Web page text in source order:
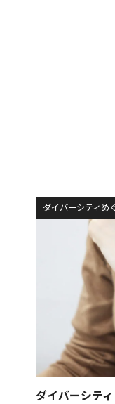
ダイバーシテ
ダイバーシティめ